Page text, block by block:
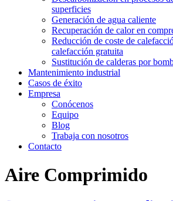
superficies
Generación de agua caliente
Recuperación de calor en
Reducción de coste de
calefacción gratuita
Sustitución de calderas por
Mantenimiento industrial
Casos de éxito
Empresa
Conócenos
Equipo
Blog
Trabaja con nosotros
Contacto
Aire Comprimido